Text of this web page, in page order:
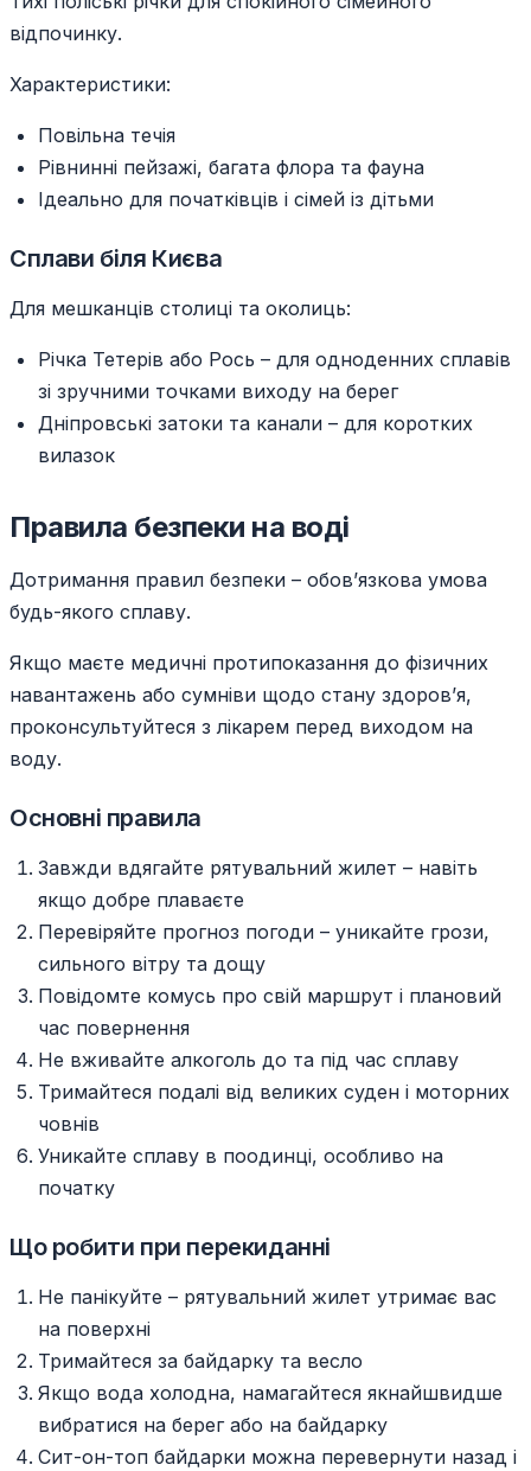
відпочинку.
Характеристики:
Повільна течія
Рівнинні пейзажі, багата флора та фауна
Ідеально для початківців і сімей із дітьми
Сплави біля Києва
Для мешканців столиці та околиць:
Річка Тетерів або Рось – для одноденних сплавів
зі зручними точками виходу на берег
Дніпровські затоки та канали – для коротких
вилазок
Правила безпеки на воді
Дотримання правил безпеки – обов’язкова умова
будь-якого сплаву.
Якщо маєте медичні протипоказання до фізичних
навантажень або сумніви щодо стану здоров’я,
проконсультуйтеся з лікарем перед виходом на
воду.
Основні правила
Завжди вдягайте рятувальний жилет – навіть
якщо добре плаваєте
Перевіряйте прогноз погоди – уникайте грози,
сильного вітру та дощу
Повідомте комусь про свій маршрут і плановий
час повернення
Не вживайте алкоголь до та під час сплаву
Тримайтеся подалі від великих суден і моторних
човнів
Уникайте сплаву в поодинці, особливо на
початку
Що робити при перекиданні
Не панікуйте – рятувальний жилет утримає вас
на поверхні
Тримайтеся за байдарку та весло
Якщо вода холодна, намагайтеся якнайшвидше
вибратися на берег або на байдарку
Сит-он-топ байдарки можна перевернути назад і